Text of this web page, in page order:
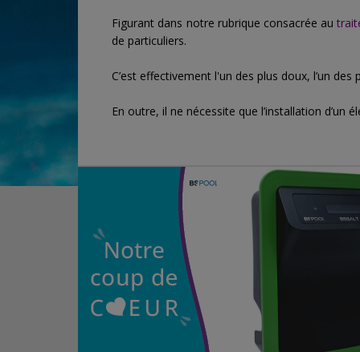
Figurant dans notre rubrique consacrée au
de particuliers.
C’est effectivement l'un des plus doux, l’un
En outre, il ne nécessite que l’installation d’un